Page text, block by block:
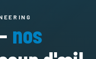
nos